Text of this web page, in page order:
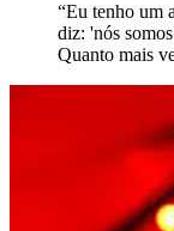
“Eu tenho um
diz: 'nós
Quanto mais